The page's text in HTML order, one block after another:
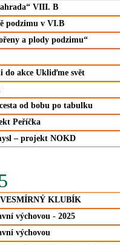
VIII. B
podzimu v VI.B
a plody podzimu“
do akce Ukliďme svět
od bobu po tabulku
Peříčka
– projekt NOKD
KLUBÍK
výchovou - 2025
výchovou